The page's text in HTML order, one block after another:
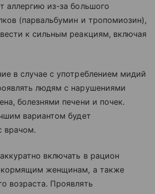
аллергию из-за большого
(парвальбумин и тропомиозин),
к сильным реакциям, включая
в случае с употреблением мидий
людям с нарушениями
болезнями печени и почек.
вариантом будет
врачом.
включать в рацион
женщинам, а также
возраста. Проявлять